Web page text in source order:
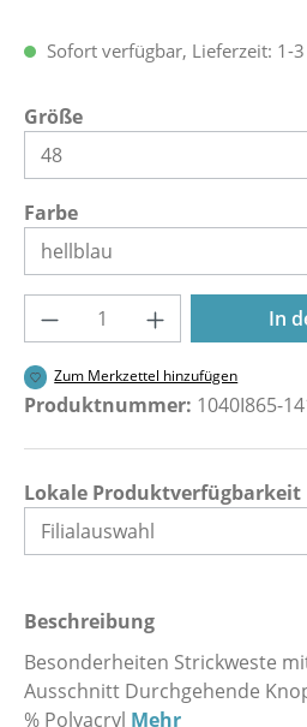
Sofort verfügbar, Lieferzeit: 1-3
Größeauswählen
Farbeauswählen
Produkt Anzahl: Gib
In
Zum Merkzettel hinzufügen
Produktnummer: 1040I865-
Lokale Produktverfügbarkeit
Beschreibung
Besonderheiten Strickweste
Ausschnitt Durchgehende
% Polyacryl Mehr